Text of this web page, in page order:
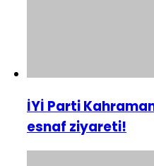
İYİ Parti
esnaf ziyareti!